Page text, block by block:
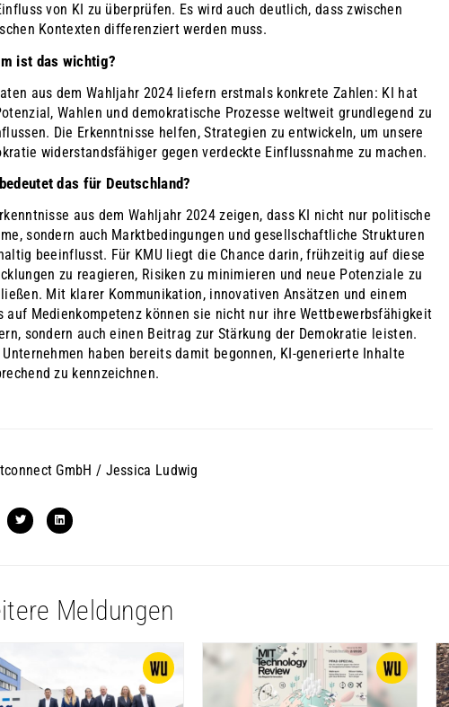
von KI zu überprüfen. Es wird auch deutlich, dass zwischen
Kontexten differenziert werden muss.
ist das wichtig?
aus dem Wahljahr 2024 liefern erstmals konkrete Zahlen: KI hat
Wahlen und demokratische Prozesse weltweit grundlegend zu
Die Erkenntnisse helfen, Strategien zu entwickeln, um unsere
widerstandsfähiger gegen verdeckte Einflussnahme zu machen.
das für Deutschland?
aus dem Wahljahr 2024 zeigen, dass KI nicht nur politische
sondern auch Marktbedingungen und gesellschaftliche Strukturen
beeinflusst. Für KMU liegt die Chance darin, frühzeitig auf diese
zu reagieren, Risiken zu minimieren und neue Potenziale zu
Mit klarer Kommunikation, innovativen Ansätzen und einem
auf Medienkompetenz können sie nicht nur ihre Wettbewerbsfähigkeit
sondern auch einen Beitrag zur Stärkung der Demokratie leisten.
Unternehmen haben bereits damit begonnen, KI-generierte Inhalte
zu kennzeichnen.
GmbH / Jessica Ludwig
Meldungen